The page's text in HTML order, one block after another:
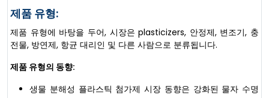
제품 유형:
제품 유형에 바탕을 두어, 시장은 plasticizers, 안정제, 변조기, 충
전물, 방연제, 항균 대리인 및 다른 사람으로 분류됩니다.
제품 유형의 동향:
생물 분해성 플라스틱 첨가제 시장 동향은 강화된 물자 수명